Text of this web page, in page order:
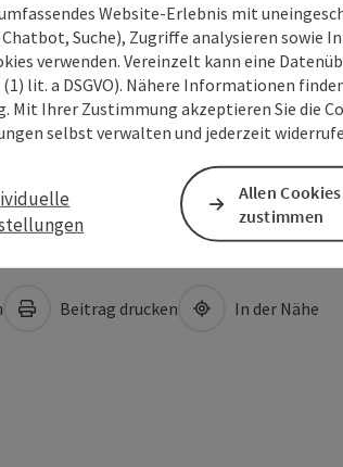
Beitrag drucken In der Nähe
Website-Erlebnis mit
Suche), Zugriffe analysieren sowie
verwenden. Vereinzelt kann eine
lit. a DSGVO). Nähere Informationen
. Mit Ihrer Zustimmung akzeptieren Sie die
selbst verwalten und jederzeit
Allen Cookies
zustimmen